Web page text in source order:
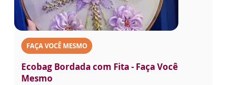
FAÇA VOCÊ MESMO
Ecobag Bordada com Fita - Faça Você
Mesmo